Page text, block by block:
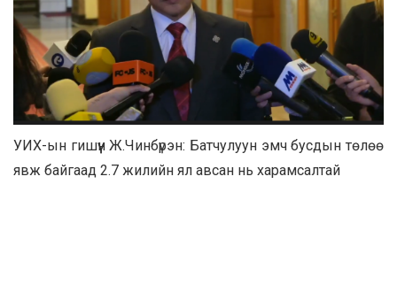
УИХ-ын гишүүн Ж.Чинбүрэн: Батчулуун эмч бусдын төлөө
явж байгаад 2.7 жилийн ял авсан нь харамсалтай